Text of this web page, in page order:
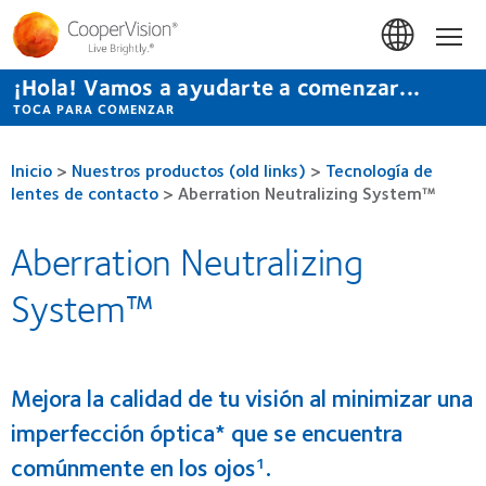
Pasar
contenido
principal
Inicio
¡Hola! Vamos a ayudarte a comenzar...
TOCA PARA COMENZAR
Inicio > Nuestros productos (old links) > Tecnología de
lentes de contacto > Aberration Neutralizing System™
Aberration Neutralizing
System™
Mejora la calidad de tu visión al minimizar una
imperfección óptica* que se encuentra
comúnmente en los ojos1.